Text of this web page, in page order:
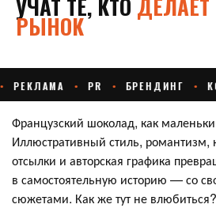
Французский шоколад, как
Иллюстративный стиль, романтизм,
отсылки и авторская графика
в самостоятельную историю — со
сюжетами. Как же тут не влюбиться?